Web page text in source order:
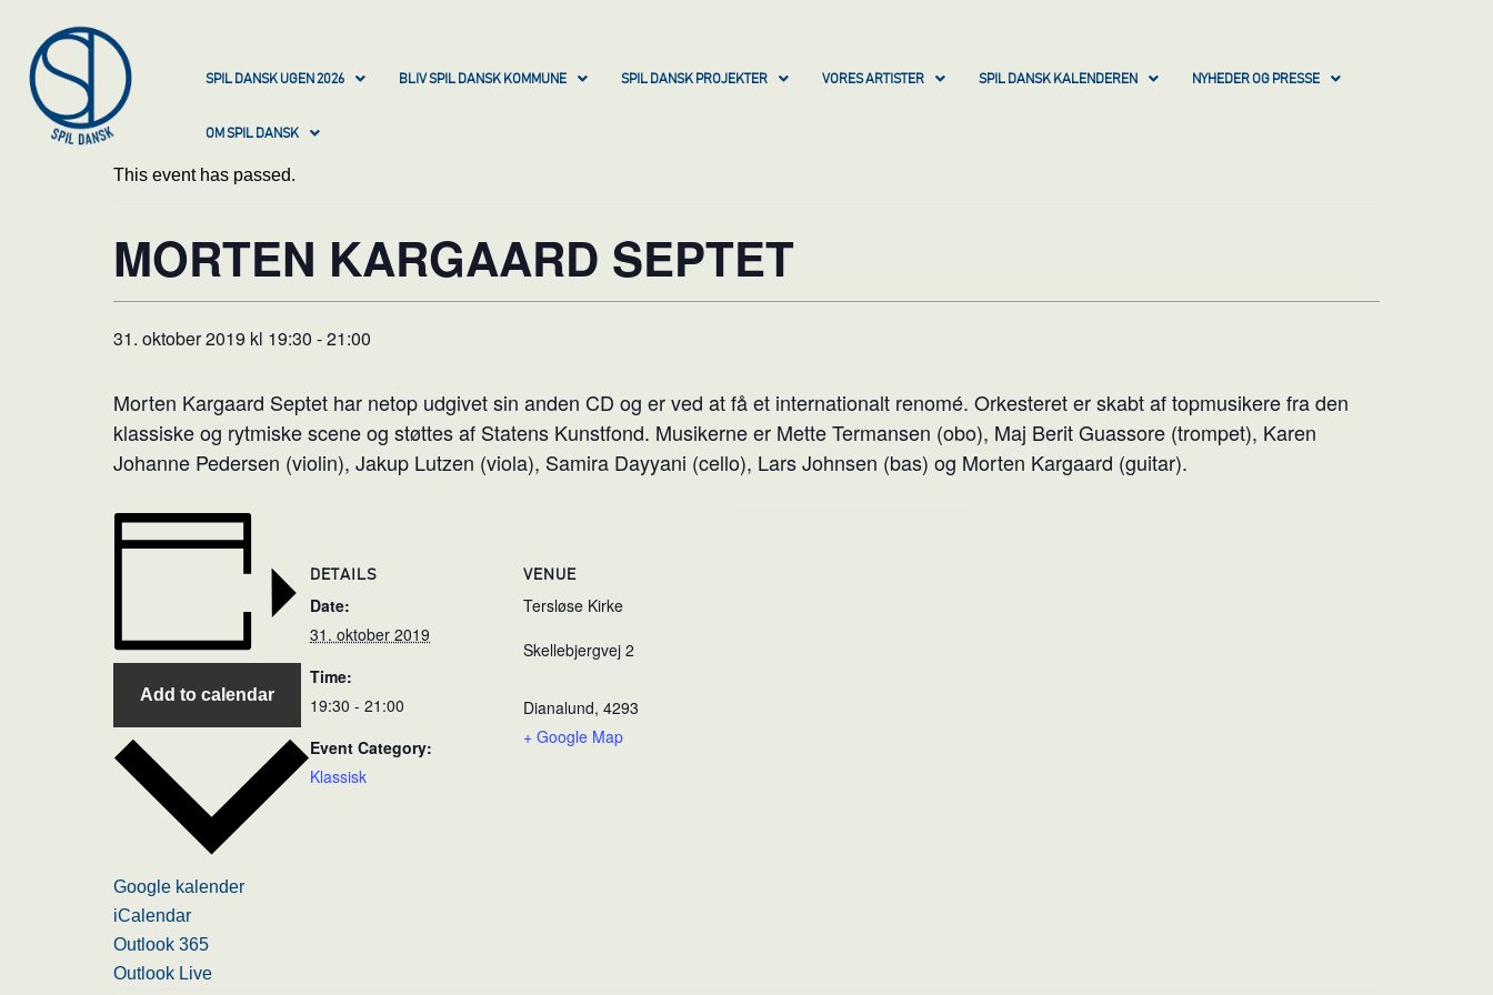
SPIL DANSK UGEN 2026 BLIV SPIL DANSK KOMMUNE SPIL DANSK PROJEKTER VORES ARTISTER SPIL DANSK KALENDEREN NYHEDER OG PRESSE
OM SPIL DANSK
This event has passed.
MORTEN KARGAARD SEPTET
31. oktober 2019 kl 19:30 -21:00
Morten Kargaard Septet har netop udgivet sin anden CD og er ved at få et internationalt renomé. Orkesteret er skabt af topmusikere fra den
klassiske og rytmiske scene og støttes af Statens Kunstfond. Musikerne er Mette Termansen (obo), Maj Berit Guassore (trompet), Karen
Johanne Pedersen (violin), Jakup Lutzen (viola), Samira Dayyani (cello), Lars Johnsen (bas) og Morten Kargaard (guitar).
Add to calendar
Google kalender
iCalendar
Outlook 365
Outlook Live
DETAILS
Date:
31. oktober 2019
Time:
19:30 - 21:00
Event Category:
Klassisk
VENUE
Tersløse Kirke
Skellebjergvej 2
Dianalund, 4293
+ Google Map